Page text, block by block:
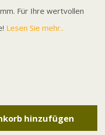
Für Ihre wertvollen
Lesen Sie mehr..
hinzufügen